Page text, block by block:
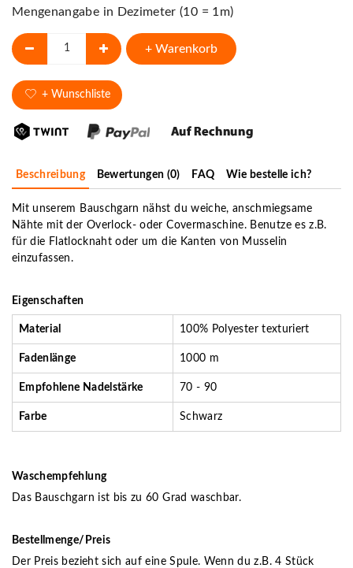
Mengenangabe in Dezimeter (10 = 1m)
+ Warenkorb
+ Wunschliste
Beschreibung Bewertungen (0) FAQ Wie bestelle ich?
Mit unserem Bauschgarn nähst du weiche, anschmiegsame
Nähte mit der Overlock- oder Covermaschine. Benutze es z.B.
für die Flatlocknaht oder um die Kanten von Musselin
einzufassen.
Eigenschaften
Material 100% Polyester texturiert
Fadenlänge 1000 m
Empfohlene Nadelstärke 70 - 90
Farbe Schwarz
Waschempfehlung
Das Bauschgarn ist bis zu 60 Grad waschbar.
Bestellmenge/Preis
Der Preis bezieht sich auf eine Spule. Wenn du z.B. 4 Stück